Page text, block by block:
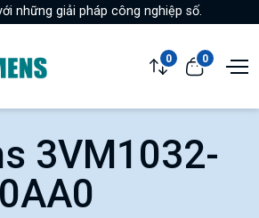
những giải pháp công nghiệp số.
0 0
3VM1032-